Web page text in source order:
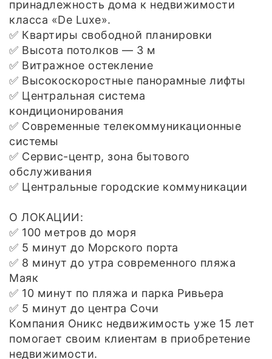
принадлежность дома к недвижимости
класса «De Luxe».
✅ Квартиры свободной планировки
✅ Высота потолков — 3 м
✅ Витражное остекление
✅ Высокоскоростные панорамные лифты
✅ Центральная система
кондиционирования
✅ Современные телекоммуникационные
системы
✅ Сервис-центр, зона бытового
обслуживания
✅ Центральные городские коммуникации
О ЛОКАЦИИ:
✅ 100 метров до моря
✅ 5 минут до Морского порта
✅ 8 минут до утра современного пляжа
Маяк
✅ 10 минут по пляжа и парка Ривьера
✅ 5 минут до центра Сочи
Компания Оникс недвижимость уже 15 лет
помогает своим клиентам в приобретение
недвижимости.